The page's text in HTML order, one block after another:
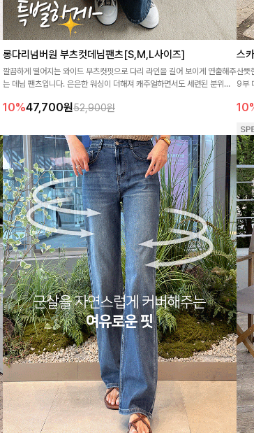
롱다리넘버원 부츠컷데님팬츠[S,M,L사이즈]
깔끔하게 떨어지는 와이드 부츠컷핏으로 다리 라인을 길어 보이게 연출해주
는 데님 팬츠입니다. 은은한 워싱이 더해져 캐주얼하면서도 세련된 분위기
10%47,700원52,900원
스
산뜻
9부